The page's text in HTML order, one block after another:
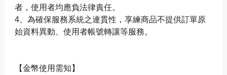
者，使用者均應負法律責任。
4、為確保服務系統之連貫性，享練商品不提供訂單原
始資料異動、使用者帳號轉讓等服務。
【金幣使用需知】